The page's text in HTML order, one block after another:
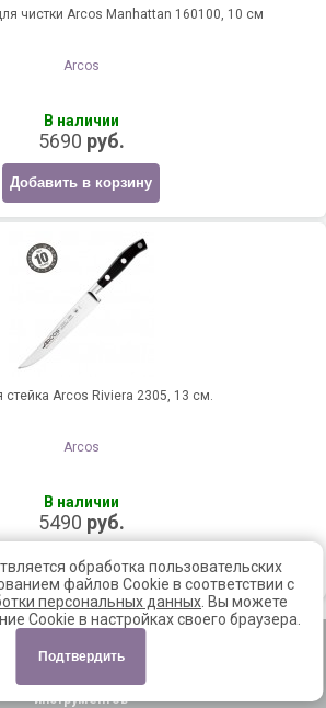
чистки Arcos Manhattan 160100, 10 см
Arcos
В наличии
5690 руб.
Добавить в корзину
стейка Arcos Riviera 2305, 13 см.
Arcos
В наличии
5490 руб.
Добавить в корзину
звонок| Карта сайта
Найф» – интернет-магазин ножей и
инструментов
обработка пользовательских
файлов Cookie в соответствии с
персональных данных . Вы можете
Cookie в настройках своего браузера.
Подтвердить